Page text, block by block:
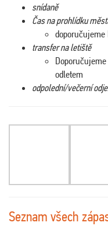
snídaně
Čas na prohlídku
doporučujeme
transfer na letiště
odletem
odpolední/večerní
Seznam všech